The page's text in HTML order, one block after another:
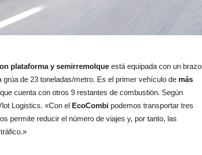
plataforma y semirremolque está equipada con un brazo
de 23 toneladas/metro. Es el primer vehículo de más
cuenta con otros 9 restantes de combustión. Según
Logistics. «Con el EcoCombi podemos transportar tres
permite reducir el número de viajes y, por tanto, las